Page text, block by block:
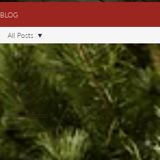
BLOG
All Posts
Hochzeitsreportagen
Tipps für
meine
Kunden
Familienfotos
All Posts